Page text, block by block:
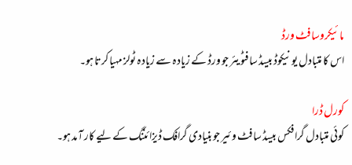
مائیکروسافٹ ورڈ
اس کا متبادل یونیکوڈ بیسڈ سافٹویئر جو ورڈ کے زیادہ سے زیادہ ٹولز مہیا کرتا ہو۔
کورل ڈرا
کوئی متبادل گرافکس بیسڈ سافٹ وئیر جو بنیادی گرافک ڈیزائننگ کے لیے کار آمد ہو۔